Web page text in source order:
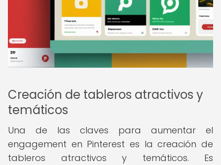
Creación de tableros atractivos y
temáticos
Una de las claves para aumentar el
engagement en Pinterest es la creación de
tableros atractivos y temáticos. Es